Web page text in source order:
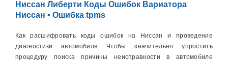
Ниссан Либерти Коды Ошибок Вариатора
Ниссан • Ошибка tpms
Как расшифровать коды ошибок на Ниссан и проведение
диагностики автомобиля Чтобы значительно упростить
процедуру поиска причины неисправности в автомобиле